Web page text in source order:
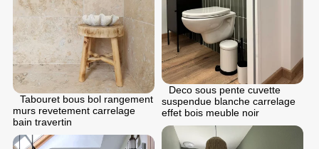
Deco sous pente cuvette
suspendue blanche carrelage
effet bois meuble noir
Tabouret bous bol rangement
murs revetement carrelage
bain travertin